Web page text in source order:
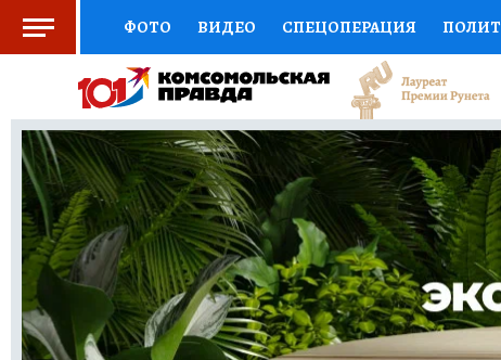
ФОТО ВИДЕО СПЕЦОПЕРАЦИЯ
СОЦПОДДЕРЖКА НАУКА СПОРТ
ВЫБОР ЭКСПЕРТОВ ДОКТОР ФИНАНСЫ
КНИЖНАЯ ПОЛКА ПРОГНОЗЫ НА СПОРТ
ПРЕСС-ЦЕНТР НЕДВИЖИМОСТЬ
ВСЕ О КП РАДИО КП ТЕСТЫ НОВОЕ НА